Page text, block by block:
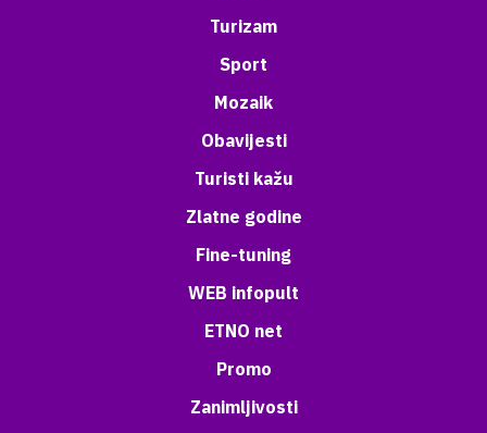
Turizam
Sport
Mozaik
Obavijesti
Turisti kažu
Zlatne godine
Fine-tuning
WEB infopult
ETNO net
Promo
Zanimljivosti